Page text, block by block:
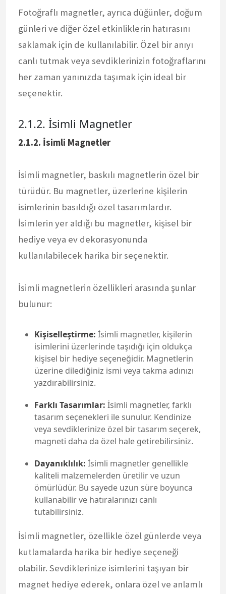
Fotoğraflı magnetler, ayrıca düğünler, doğum
günleri ve diğer özel etkinliklerin hatırasını
saklamak için de kullanılabilir. Özel bir anıyı
canlı tutmak veya sevdiklerinizin fotoğraflarını
her zaman yanınızda taşımak için ideal bir
seçenektir.
2.1.2. İsimli Magnetler
2.1.2. İsimli Magnetler
İsimli magnetler, baskılı magnetlerin özel bir
türüdür. Bu magnetler, üzerlerine kişilerin
isimlerinin basıldığı özel tasarımlardır.
İsimlerin yer aldığı bu magnetler, kişisel bir
hediye veya ev dekorasyonunda
kullanılabilecek harika bir seçenektir.
İsimli magnetlerin özellikleri arasında şunlar
bulunur:
Kişiselleştirme: İsimli magnetler, kişilerin
isimlerini üzerlerinde taşıdığı için oldukça
kişisel bir hediye seçeneğidir. Magnetlerin
üzerine dilediğiniz ismi veya takma adınızı
yazdırabilirsiniz.
Farklı Tasarımlar: İsimli magnetler, farklı
tasarım seçenekleri ile sunulur. Kendinize
veya sevdiklerinize özel bir tasarım seçerek,
magneti daha da özel hale getirebilirsiniz.
Dayanıklılık: İsimli magnetler genellikle
kaliteli malzemelerden üretilir ve uzun
ömürlüdür. Bu sayede uzun süre boyunca
kullanabilir ve hatıralarınızı canlı
tutabilirsiniz.
İsimli magnetler, özellikle özel günlerde veya
kutlamalarda harika bir hediye seçeneği
olabilir. Sevdiklerinize isimlerini taşıyan bir
magnet hediye ederek, onlara özel ve anlamlı